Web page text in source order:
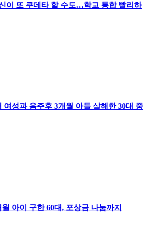
이 또 쿠데타 할 수도…학교 통합 빨리하
여성과 음주후 3개월 아들 살해한 30대 중
아이 구한 60대, 포상금 나눔까지